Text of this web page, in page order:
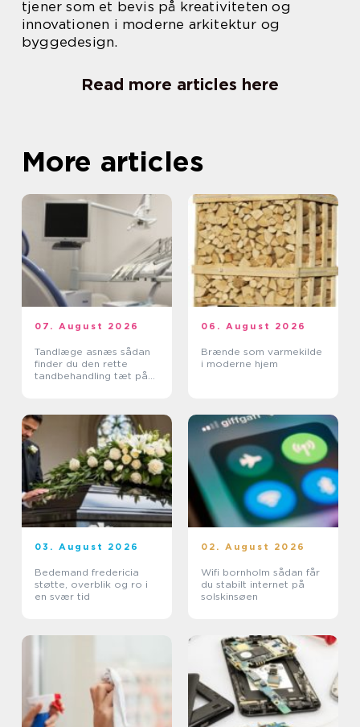
tjener som et bevis på kreativiteten og
innovationen i moderne arkitektur og
byggedesign.
Read more articles here
More articles
07. August 2026
Tandlæge asnæs sådan
finder du den rette
tandbehandling tæt på
06. August 2026
Brænde som varmekilde
i moderne hjem
03. August 2026
Bedemand fredericia
støtte, overblik og ro i
en svær tid
02. August 2026
Wifi bornholm sådan får
du stabilt internet på
solskinsøen